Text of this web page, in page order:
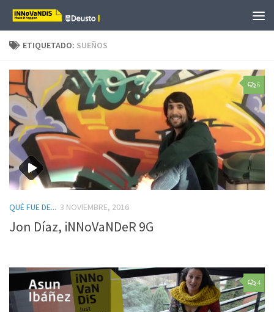
Saltar al contenido
ETIQUETADO: SUEÑOS
6
QUÉ FUE DE... 3 NOVIEMBRE, 2016
Jon Díaz, iNNoVaNDeR 9G
4